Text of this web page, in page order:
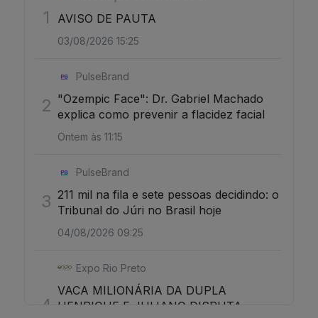
1 AVISO DE PAUTA
03/08/2026 15:25
2
PulseBrand
"Ozempic Face": Dr. Gabriel Machado
explica como prevenir a flacidez facial
Ontem às 11:15
3
PulseBrand
211 mil na fila e sete pessoas decidindo: o
Tribunal do Júri no Brasil hoje
04/08/2026 09:25
4
Expo Rio Preto
VACA MILIONÁRIA DA DUPLA
HENRIQUE E JULIANO DISPUTA